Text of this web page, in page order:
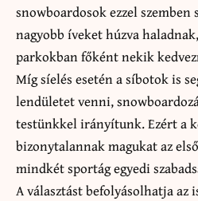
snowboardosok ezzel
nagyobb íveket húzva
parkokban főként nekik
Míg síelés esetén a síbotok is
lendületet venni,
testünkkel irányítunk. Ezért a
bizonytalannak magukat az
mindkét sportág egyedi
A választást befolyásolhatja az